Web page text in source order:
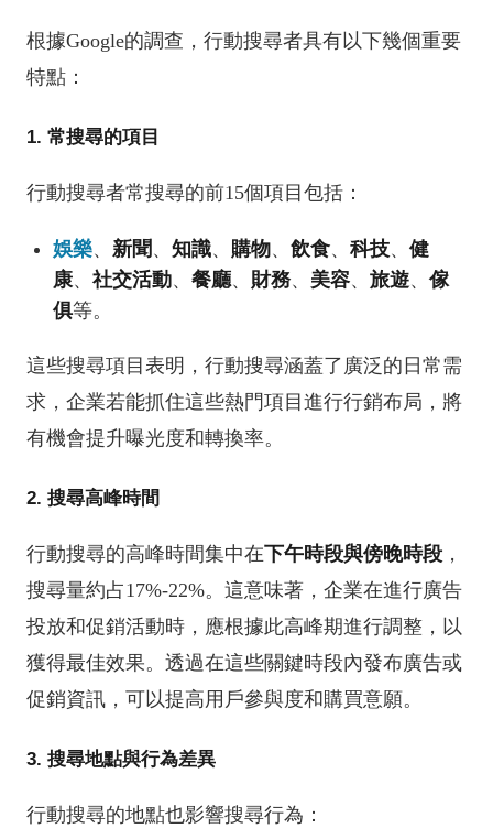
根據Google的調查，行動搜尋者具有以下幾個重要
特點：
1. 常搜尋的項目
行動搜尋者常搜尋的前15個項目包括：
娛樂、 新聞 、 知識、 購物、 飲食、 科技、 健
康、 社交活動、 餐廳、 財務、 美容、 旅遊、傢
俱等。
這些搜尋項目表明，行動搜尋涵蓋了廣泛的日常需
求，企業若能抓住這些熱門項目進行行銷布局，將
有機會提升曝光度和轉換率。
2. 搜尋高峰時間
行動搜尋的高峰時間集中在下午時段與傍晚時段 ，
搜尋量約占17%-22%。這意味著，企業在進行廣告
投放和促銷活動時，應根據此高峰期進行調整，以
獲得最佳效果。透過在這些關鍵時段內發布廣告或
促銷資訊，可以提高用戶參與度和購買意願。
3. 搜尋地點與行為差異
行動搜尋的地點也影響搜尋行為：